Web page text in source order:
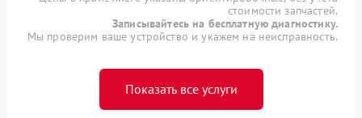
стоимости запчастей.
Записывайтесь на бесплатную диагностику.
Мы проверим ваше устройство и укажем на неисправность.
Показать все услуги